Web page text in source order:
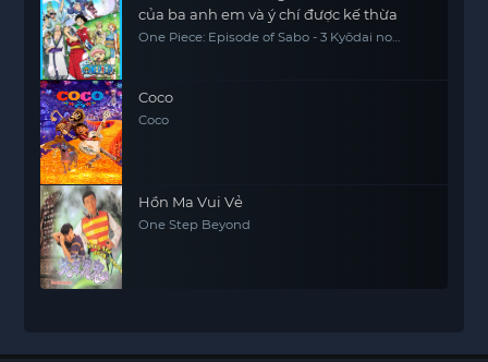
của ba anh em và ý chí được kế thừa
One Piece: Episode of Sabo - 3 Kyōdai no
Inherited Will
Coco
Coco
Hồn Ma Vui Vẻ
One Step Beyond